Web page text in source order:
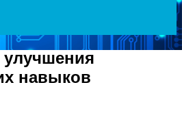
улучшения
навыков